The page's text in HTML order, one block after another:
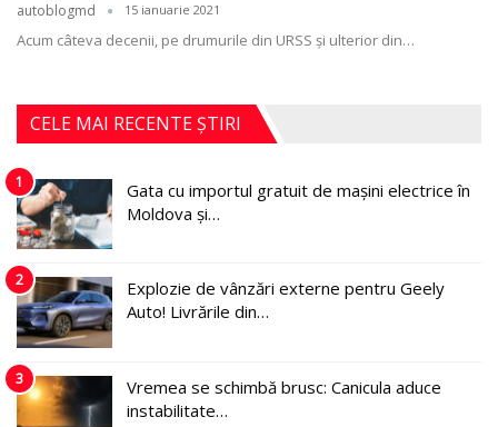
autoblogmd 15 ianuarie 2021
Acum câteva decenii, pe drumurile din URSS şi ulterior din…
CELE MAI RECENTE ȘTIRI
1
Gata cu importul gratuit de mașini electrice în
Moldova și…
2
Explozie de vânzări externe pentru Geely
Auto! Livrările din…
3
Vremea se schimbă brusc: Canicula aduce
instabilitate…